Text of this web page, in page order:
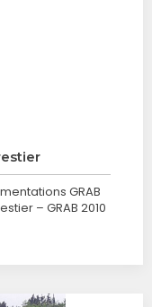
GRAB
– GRAB 2010